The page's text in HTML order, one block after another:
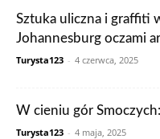
Sztuka uliczna i graffiti
Johannesburg oczami
Turysta123 - 4 czerwca, 2025
W cieniu gór
Turysta123 - 4 maja, 2025